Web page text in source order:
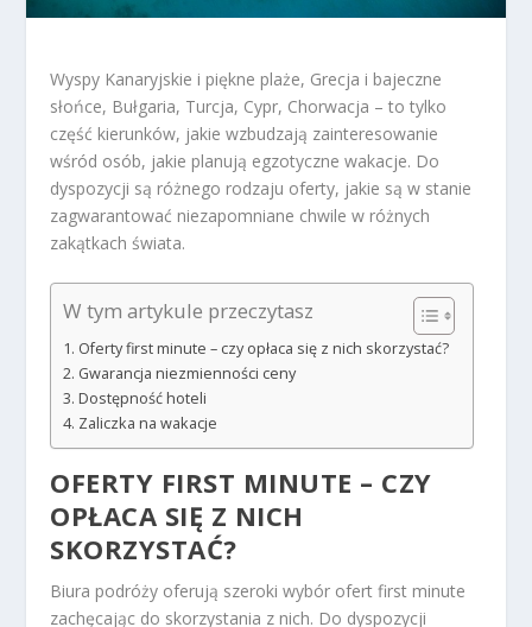
Wyspy Kanaryjskie i piękne plaże, Grecja i bajeczne
słońce, Bułgaria, Turcja, Cypr, Chorwacja – to tylko
część kierunków, jakie wzbudzają zainteresowanie
wśród osób, jakie planują egzotyczne wakacje. Do
dyspozycji są różnego rodzaju oferty, jakie są w stanie
zagwarantować niezapomniane chwile w różnych
zakątkach świata.
W tym artykule przeczytasz
Oferty first minute – czy opłaca się z nich skorzystać?
Gwarancja niezmienności ceny
Dostępność hoteli
Zaliczka na wakacje
OFERTY FIRST MINUTE – CZY
OPŁACA SIĘ Z NICH
SKORZYSTAĆ?
Biura podróży oferują szeroki wybór ofert first minute
zachęcając do skorzystania z nich. Do dyspozycji